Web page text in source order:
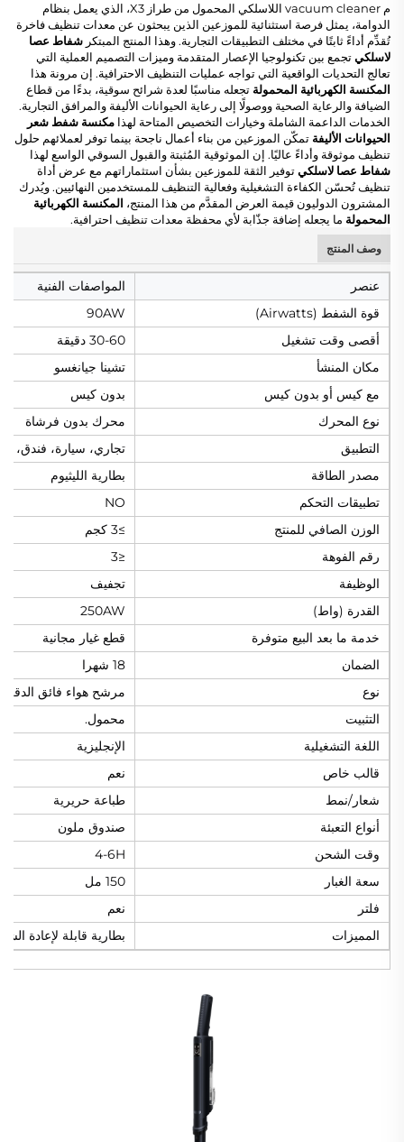
م vacuum cleaner اللاسلكي المحمول من طراز X3، الذي يعمل بنظام
الدوامة، يمثل فرصة استثنائية للموزعين الذين يبحثون عن معدات تنظيف فاخرة
تُقدِّم أداءً ثابتًا في مختلف التطبيقات التجارية. وهذا المنتج المبتكر شفاط عصا
لاسلكيتجمع بين تكنولوجيا الإعصار المتقدمة وميزات التصميم العملية التي
تعالج التحديات الواقعية التي تواجه عمليات التنظيف الاحترافية. إن مرونة هذا
المكنسة الكهربائية المحمولة تجعله مناسبًا لعدة شرائح سوقية، بدءًا من قطاع
الضيافة والرعاية الصحية ووصولًا إلى رعاية الحيوانات الأليفة والمرافق التجارية.
الخدمات الداعمة الشاملة وخيارات التخصيص المتاحة لهذا مكنسة شفط شعر
الحيوانات الأليفة تمكّن الموزعين من بناء أعمال ناجحة بينما توفر لعملائهم حلول
تنظيف موثوقة وأداءً عاليًا. إن الموثوقية المُثبتة والقبول السوقي الواسع لهذا
شفاط عصا لاسلكيتوفير الثقة للموزعين بشأن استثماراتهم مع عرض أداة
تنظيف تُحسّن الكفاءة التشغيلية وفعالية التنظيف للمستخدمين النهائيين. ويُدرك
المشترون الدوليون قيمة العرض المقدَّم من هذا المنتج، المكنسة الكهربائية
المحمولة ما يجعله إضافة جذّابة لأي محفظة معدات تنظيف احترافية.
وصف المنتج
عنصر
المواصفات الفنية
قوة الشفط (Airwatts)
90AW
أقصى وقت تشغيل
30-60 دقيقة
مكان المنشأ
تشينا جيانغسو
مع كيس أو بدون كيس
بدون كيس
نوع المحرك
محرك بدون فرشاة
التطبيق
تجاري، سيارة، فندق،
مصدر الطاقة
بطارية الليثيوم
تطبيقات التحكم
NO
الوزن الصافي للمنتج
≥3 كجم
رقم الفوهة
≤3
الوظيفة
تجفيف
القدرة (واط)
250AW
خدمة ما بعد البيع متوفرة
قطع غيار مجانية
الضمان
18 شهرا
نوع
مرشح هواء فائق الدقة
التثبيت
محمول.
اللغة التشغيلية
الإنجليزية
قالب خاص
نعم
شعار/نمط
طباعة حريرية
أنواع التعبئة
صندوق ملون
وقت الشحن
4-6H
سعة الغبار
150 مل
فلتر
نعم
المميزات
بطارية قابلة لإعادة